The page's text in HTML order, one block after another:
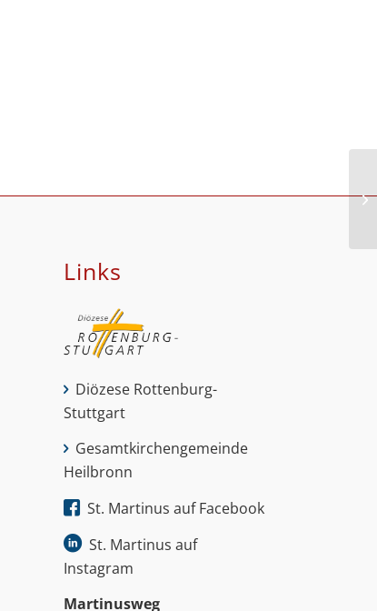
Links
Diözese Rottenburg-
Stuttgart
Gesamtkirchengemeinde
Heilbronn
St. Martinus auf Facebook
St. Martinus auf
Instagram
Martinus­weg